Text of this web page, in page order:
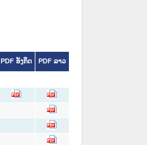
PDF ອັງກິດ PDF ລາວ